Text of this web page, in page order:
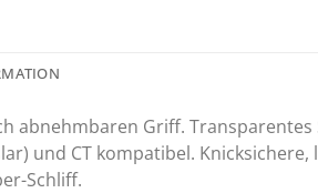
abnehmbaren Griff.
und CT kompatibel.
Schliff.